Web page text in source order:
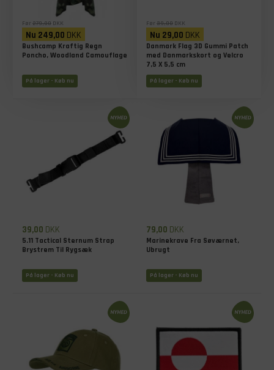
Før 279,00 DKK
Nu 249,00 DKK
Bushcamp Kraftig Regn
Poncho, Woodland Camouflage
På lager - Køb nu
Før 39,00 DKK
Nu 29,00 DKK
Danmark Flag 3D Gummi Patch
med Danmarkskort og Velcro
7,5 X 5,5 cm
På lager - Køb nu
39,00 DKK
5.11 Tactical Sternum Strap
Brystrem Til Rygsæk
På lager - Køb nu
79,00 DKK
Marinekrave Fra Søværnet,
Ubrugt
På lager - Køb nu